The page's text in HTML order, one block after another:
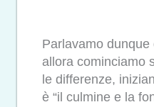
Parlavamo dunque
allora cominciamo
le differenze,
è “il culmine e la